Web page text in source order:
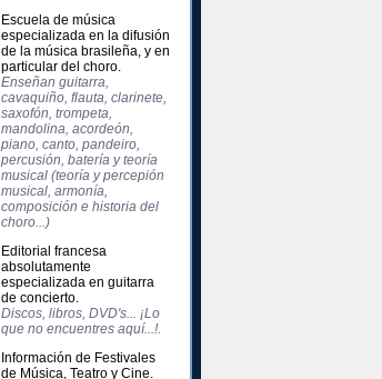
Escuela de música
especializada en la difusión
de la música brasileña, y en
particular del choro.
Enseñan guitarra,
cavaquiño, flauta, clarinete,
saxofón, trompeta,
mandolina, acordeón,
piano, canto, pandeiro,
percusión, batería y teoría
musical (teoría y percepión
musical, armonía,
composición e historia del
choro...)
Editorial francesa
absolutamente
especializada en guitarra
de concierto.
Discos, libros, DVD's... ¡Lo
que no encuentres aquí...!.
Información de Festivales
de Música, Teatro y Cine.